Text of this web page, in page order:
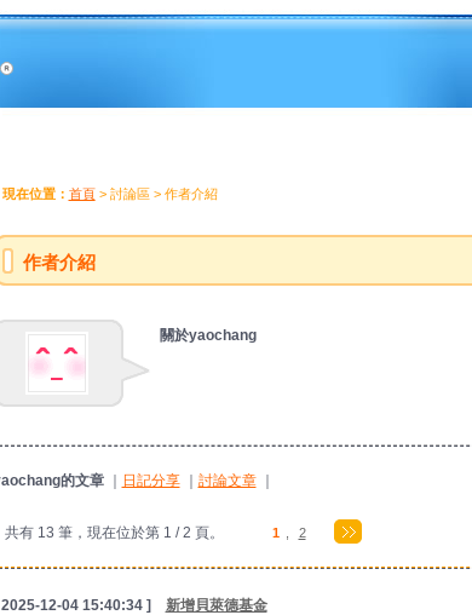
現在位置： 首頁> 討論區 > 作者介紹
作者介紹
關於yaochang
的文章 日記分享｜ 討論文章｜
共有 13 筆，現在位於第 1 / 2 頁。 1 2
2025-12-04 15:40:34 ]
新增貝萊德基金